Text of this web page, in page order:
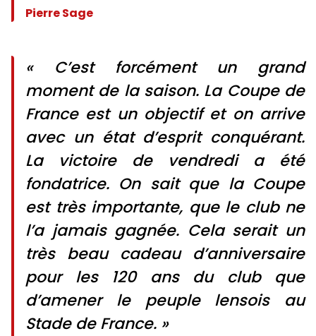
Pierre Sage
« C’est forcément un grand
moment de la saison. La Coupe de
France est un objectif et on arrive
avec un état d’esprit conquérant.
La victoire de vendredi a été
fondatrice. On sait que la Coupe
est très importante, que le club ne
l’a jamais gagnée. Cela serait un
très beau cadeau d’anniversaire
pour les 120 ans du club que
d’amener le peuple lensois au
Stade de France. »